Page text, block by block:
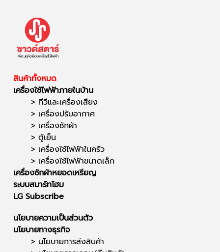
สินค้าทั้งหมด
เครื่องใช้ไฟฟ้าภายในบ้าน
> ทีวีและเครื่องเสียง
> เครื่องปรับอากาศ
> เครื่องซักผ้า
> ตู้เย็น
> เครื่องใช้ไฟฟ้าในครัว
> เครื่องใช้ไฟฟ้าขนาดเล็ก
เครื่องซักผ้าหยอดเหรียญ
ระบบสมาร์ทโฮม
LG Subscribe
นโยบายความเป็นส่วนตัว
นโยบายทางธุรกิจ
> นโยบายการส่งสินค้า